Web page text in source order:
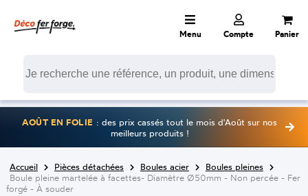
Menu Compte Panier
AOÛT EN FOLIE : des prix cassés tout le mois d'Août sur nos
meilleurs produits !
Accueil Pièces détachées Boules acier
Boules pleines
Boule pleine martelée à facettes- Diamètre Ø50mm - Non percée - Fer
forgé - À souder